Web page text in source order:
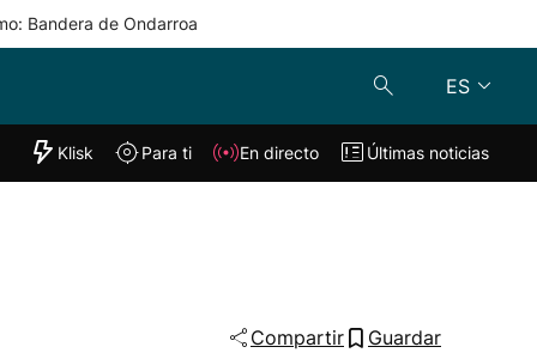
Bandera de Ondarroa
ES
"Helmuga"
Klisk En directo
Klisk Para ti En directo Últimas noticias
Compartir Guardar